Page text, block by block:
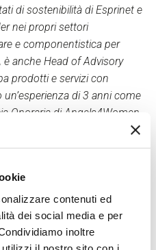
contenuti ed
dei social media e per
inoltre
di sostenibilità di Esprinet e
nei propri settori
e componentistica per
anche Head of Advisory
prodotti e servizi con
di 3 anni come
Onoraria di Angels4Women,
con focus
(e scalabile). Dopo
grazie a una borsa di
presso INSEAD
professionale di
come The